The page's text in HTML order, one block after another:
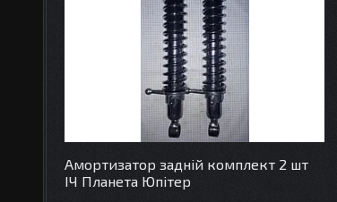
Амортизатор задній комплект 2 шт
ІЧ Планета Юпітер